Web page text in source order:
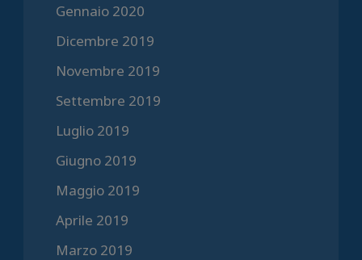
Gennaio 2020
Dicembre 2019
Novembre 2019
Settembre 2019
Luglio 2019
Giugno 2019
Maggio 2019
Aprile 2019
Marzo 2019